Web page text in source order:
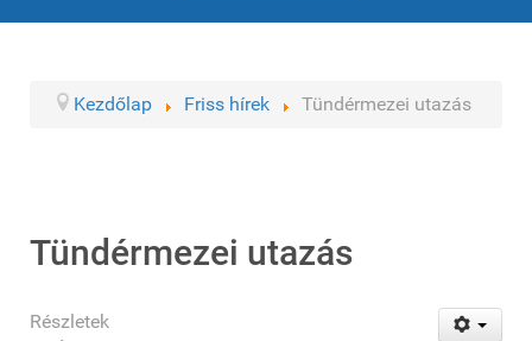
Kezdőlap Friss hírek Tündérmezei utazás
Tündérmezei utazás
Részletek